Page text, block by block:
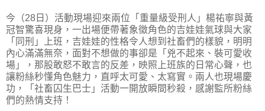
今（28日）活動現場迎來兩位「重量級受刑人」楊祐寧與黃
冠智驚喜現身，一出場便帶著象徵角色的吉娃娃氣球與大家
「同刑」上班，吉娃娃的性格令人想到社畜們的樣貌，明明
內心滿滿無奈，面對不想做的事卻是「兇不起來、裝可愛收
場」，那股敢怒不敢言的反差，映照上班族的日常心聲，也
讓粉絲秒懂角色魅力，直呼太可愛、太寫實。兩人也現場慶
功，「社畜囚生巴士」活動一開放瞬間秒殺，感謝監所粉絲
們的熱情支持！